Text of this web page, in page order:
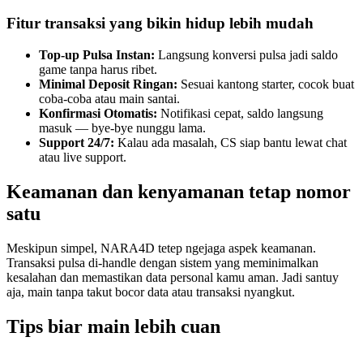
Fitur transaksi yang bikin hidup lebih mudah
Top-up Pulsa Instan: Langsung konversi pulsa jadi saldo
game tanpa harus ribet.
Minimal Deposit Ringan: Sesuai kantong starter, cocok buat
coba-coba atau main santai.
Konfirmasi Otomatis: Notifikasi cepat, saldo langsung
masuk — bye-bye nunggu lama.
Support 24/7: Kalau ada masalah, CS siap bantu lewat chat
atau live support.
Keamanan dan kenyamanan tetap nomor
satu
Meskipun simpel, NARA4D tetep ngejaga aspek keamanan.
Transaksi pulsa di-handle dengan sistem yang meminimalkan
kesalahan dan memastikan data personal kamu aman. Jadi santuy
aja, main tanpa takut bocor data atau transaksi nyangkut.
Tips biar main lebih cuan